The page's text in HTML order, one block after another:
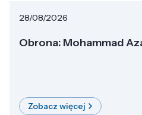
28/08/2026
Obrona: Mohammad
Zobacz więcej